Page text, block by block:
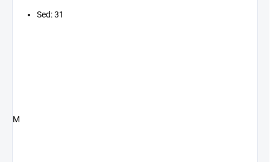
Sed: 31
M